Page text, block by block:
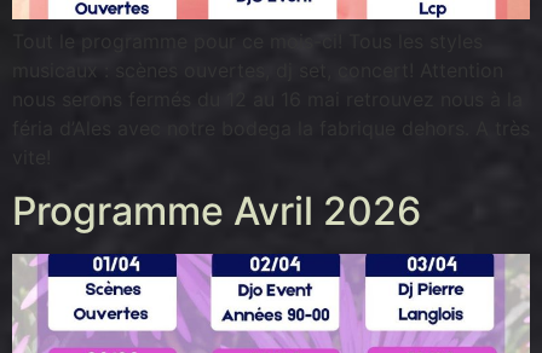
Tout le programme pour ce mois-ci! Tous les styles
nous serons fermés du 12 au 16 mai retrouvez nous à la
féria d’Ales avec notre bodega la fabrique dehors. A très
Programme Avril 2026